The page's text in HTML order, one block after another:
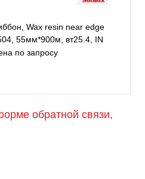
Wax resin near edge
55мм*900м, вт25.4, IN
по запросу
В избранное
обратной связи,